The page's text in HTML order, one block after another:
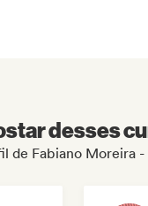
desses
de Fabiano Moreira -